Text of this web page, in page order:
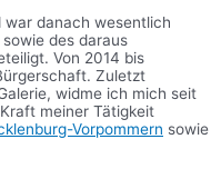
danach wesentlich
des daraus
Von 2014 bis
Zuletzt
widme ich mich seit
meiner Tätigkeit
Vorpommern sowie